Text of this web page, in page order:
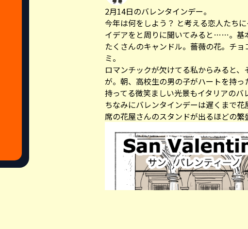
2月14日のバレンタインデー。
今年は何をしよう？ と考える恋人たち
イデアをと周りに聞いてみると……。基
たくさんのキャンドル。薔薇の花。チ
ミ。
ロマンチックが欠けてる私からみると
が。朝、高校生の男の子がハートを持
持ってる微笑ましい光景もイタリアのバ
ちなみにバレンタインデーは遅くまで
席の花屋さんのスタンドが出るほどの繁